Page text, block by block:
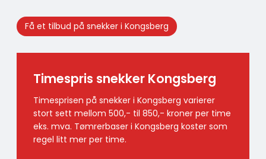
Få et tilbud på snekker i Kongsberg
Timespris snekker Kongsberg
Timesprisen på snekker i Kongsberg varierer
stort sett mellom 500,- til 850,- kroner per time
eks. mva. Tømrerbaser i Kongsberg koster som
regel litt mer per time.